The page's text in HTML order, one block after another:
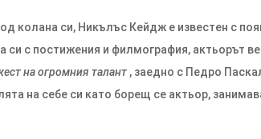
колана си, Никълъс Кейдж е известен с
си с постижения и филмография, актьорът
на огромния талант , заедно с Педро
на себе си като борещ се актьор,